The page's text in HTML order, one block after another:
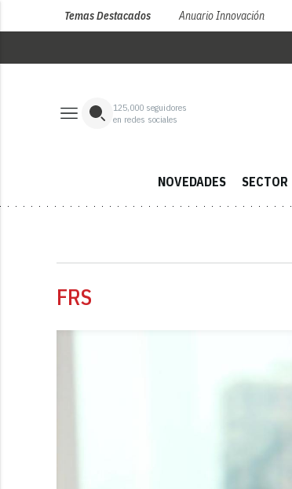
Temas Destacados Anuario Innovación
125,000 seguidores
en redes sociales
NOVEDADES SECTOR
FRS